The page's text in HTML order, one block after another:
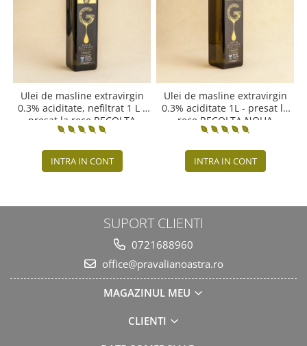
Ulei de masline extravirgin
0.3% aciditate, nefiltrat 1 L -
presat la rece RECOLTA
NOUA
INTRA IN CONT
Ulei de masline extravirgin
0.3% aciditate 1L - presat la
rece RECOLTA NOUA
INTRA IN CONT
SUPORT CLIENTI
0721688960
office@pravalianoastra.ro
MAGAZINUL MEU
CLIENTI